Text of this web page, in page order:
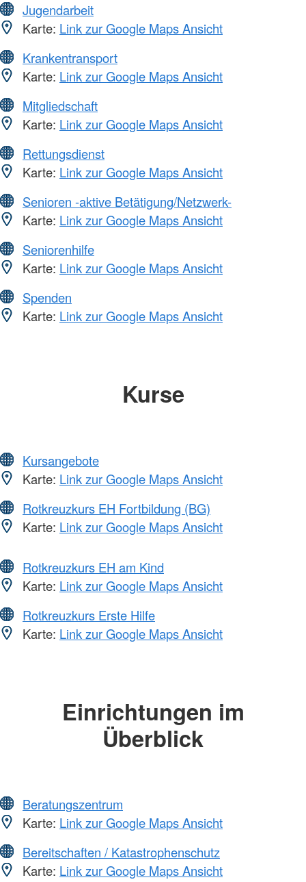
Jugendarbeit
Karte: Link zur Google Maps Ansicht
Krankentransport
Karte: Link zur Google Maps Ansicht
Mitgliedschaft
Karte: Link zur Google Maps Ansicht
Rettungsdienst
Karte: Link zur Google Maps Ansicht
Senioren -aktive Betätigung/Netzwerk-
Karte: Link zur Google Maps Ansicht
Seniorenhilfe
Karte: Link zur Google Maps Ansicht
Spenden
Karte: Link zur Google Maps Ansicht
Kurse
Kursangebote
Karte: Link zur Google Maps Ansicht
Rotkreuzkurs EH Fortbildung (BG)
Karte: Link zur Google Maps Ansicht
Rotkreuzkurs EH am Kind
Karte: Link zur Google Maps Ansicht
Rotkreuzkurs Erste Hilfe
Karte: Link zur Google Maps Ansicht
Einrichtungen im
Überblick
Beratungszentrum
Karte: Link zur Google Maps Ansicht
Bereitschaften / Katastrophenschutz
Karte: Link zur Google Maps Ansicht